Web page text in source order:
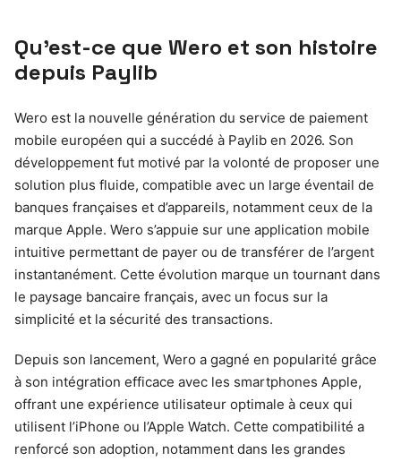
Qu’est-ce que Wero et son histoire
depuis Paylib
Wero est la nouvelle génération du service de paiement
mobile européen qui a succédé à Paylib en 2026. Son
développement fut motivé par la volonté de proposer une
solution plus fluide, compatible avec un large éventail de
banques françaises et d’appareils, notamment ceux de la
marque Apple. Wero s’appuie sur une application mobile
intuitive permettant de payer ou de transférer de l’argent
instantanément. Cette évolution marque un tournant dans
le paysage bancaire français, avec un focus sur la
simplicité et la sécurité des transactions.
Depuis son lancement, Wero a gagné en popularité grâce
à son intégration efficace avec les smartphones Apple,
offrant une expérience utilisateur optimale à ceux qui
utilisent l’iPhone ou l’Apple Watch. Cette compatibilité a
renforcé son adoption, notamment dans les grandes